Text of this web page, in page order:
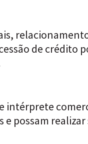
de crédito
intérprete
possam